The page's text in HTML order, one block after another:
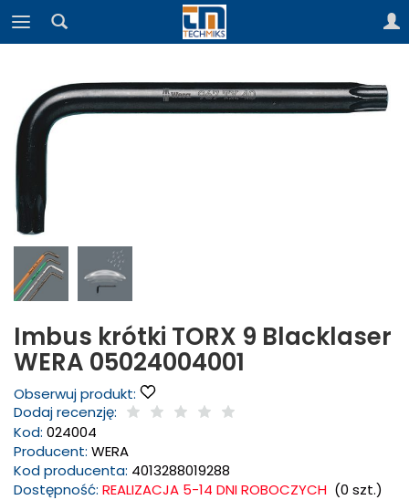
Imbus krótki TORX 9 Blacklaser
WERA 05024004001
Obserwuj produkt:
Dodaj recenzję:
Kod: 024004
Producent: WERA
Kod producenta: 4013288019288
Dostępność: REALIZACJA 5-14 DNI ROBOCZYCH (0 szt.)